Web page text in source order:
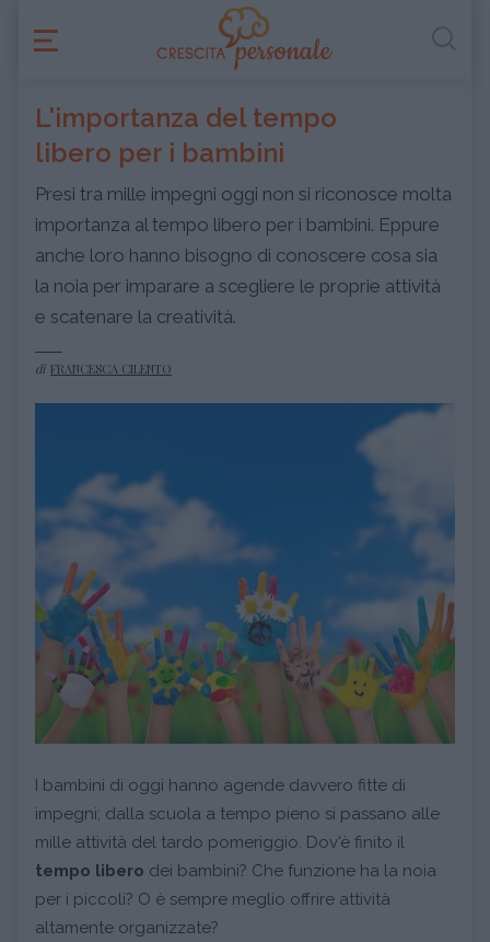
L'importanza del tempo
libero per i bambini
Presi tra mille impegni oggi non si riconosce molta
importanza al tempo libero per i bambini. Eppure
anche loro hanno bisogno di conoscere cosa sia
la noia per imparare a scegliere le proprie attività
e scatenare la creatività.
di FRANCESCA CILENTO
I bambini di oggi hanno agende davvero fitte di
impegni; dalla scuola a tempo pieno si passano alle
mille attività del tardo pomeriggio. Dov'è finito il
tempo libero dei bambini? Che funzione ha la noia
per i piccoli? O è sempre meglio offrire attività
altamente organizzate?